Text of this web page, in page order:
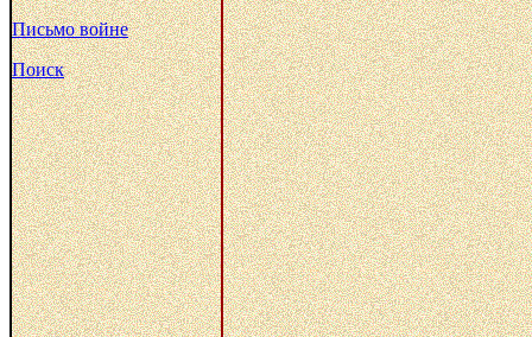
Письмо войне
Поиск